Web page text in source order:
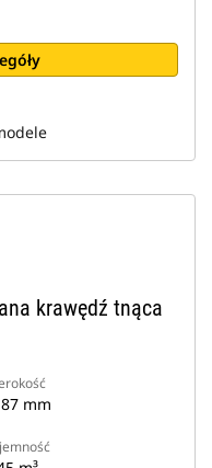
krawędź tnąca
mm